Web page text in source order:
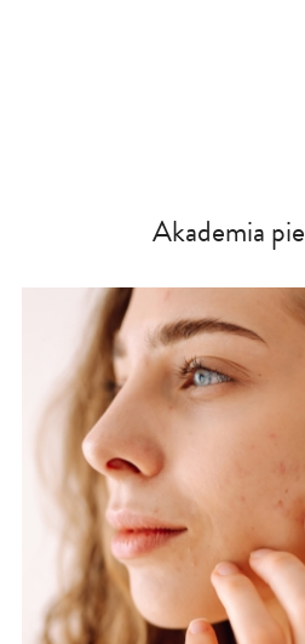
Akademia